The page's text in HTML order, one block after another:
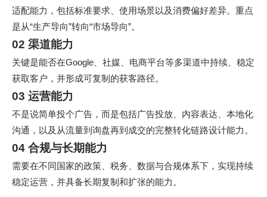
适配能力，包括标准要求、使用场景以及消费偏好差异。重点
是从“生产导向”转向“市场导向”。
02 渠道能力
关键是能否在Google、社媒、电商平台等多渠道中持续、稳定
获取客户，并形成可复制的获客路径。
03 运营能力
不是说简单投个广告，而是包括广告投放、内容表达、本地化
沟通，以及从流量到询盘再到成交的完整转化链路设计能力。
04 合规与长期能力
需要在不同国家的政策、税务、数据与合规体系下，实现持续
稳定运营，并具备长期复制和扩张的能力。